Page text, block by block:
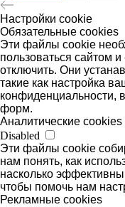
Настройки cookie
Обязательные cookies
Эти файлы cookie
пользоваться сайтом
отключить. Они
такие как настройка
конфиденциальности,
форм.
Аналитические cookies
Disabled
Эти файлы cookie
нам понять, как
насколько
чтобы помочь нам
Рекламные cookies